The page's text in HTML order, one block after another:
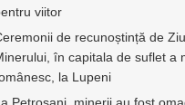
viitor
de recunoștință de
în capitala de suflet a
la Lupeni